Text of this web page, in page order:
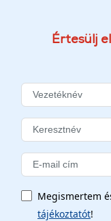
Értesülj
Megismertem
tájékoztatót!